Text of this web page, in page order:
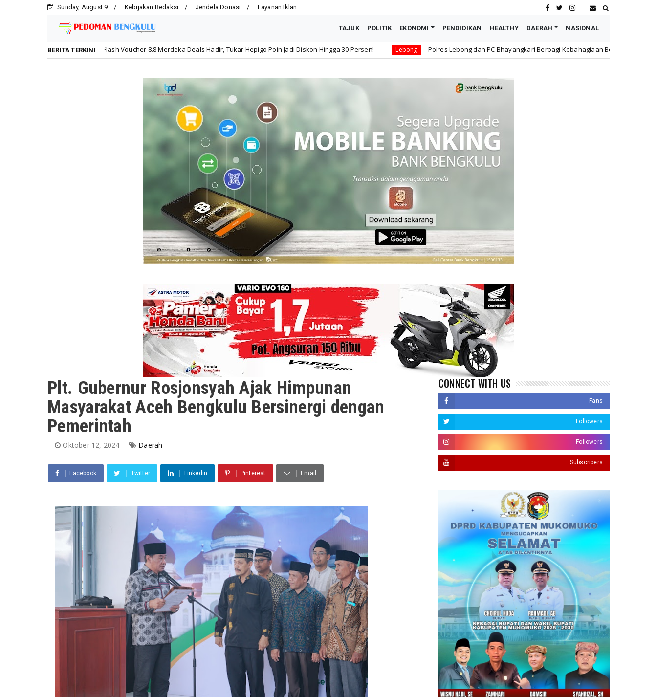
Sunday, August 9 Kebijakan Redaksi Jendela Donasi Layanan Iklan
TAJUK POLITIK EKONOMI PENDIDIKAN HEALTHY DAERAH NASIONAL
BERITA TERKINI
Flash Voucher 8.8 Merdeka Deals Hadir, Tukar Hepigo Poin Jadi Diskon Hingga 30 Persen! Lebong Polres Lebong dan PC Bhayangkari Berbagi Kebahagiaan Bersama Anak Panti Asuhan
Plt. Gubernur Rosjonsyah Ajak Himpunan
Masyarakat Aceh Bengkulu Bersinergi dengan
Pemerintah
Oktober 12, 2024 Daerah
Facebook Twitter Linkedin Pinterest Email
CONNECT WITH US
Fans
Followers
Followers
Subscribers